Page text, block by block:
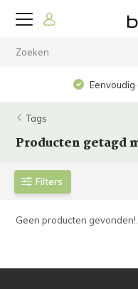
Tags
Producten getagd
Filters
Geen producten gevonden!...